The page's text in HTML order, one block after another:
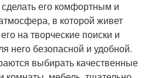
его комфортным и
в которой живет
на творческие поиски и
него безопасной и удобной.
выбирать качественные